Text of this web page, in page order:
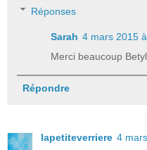
Réponses
Sarah 4 mars 2015
Merci beaucoup
Répondre
lapetiteverriere 4